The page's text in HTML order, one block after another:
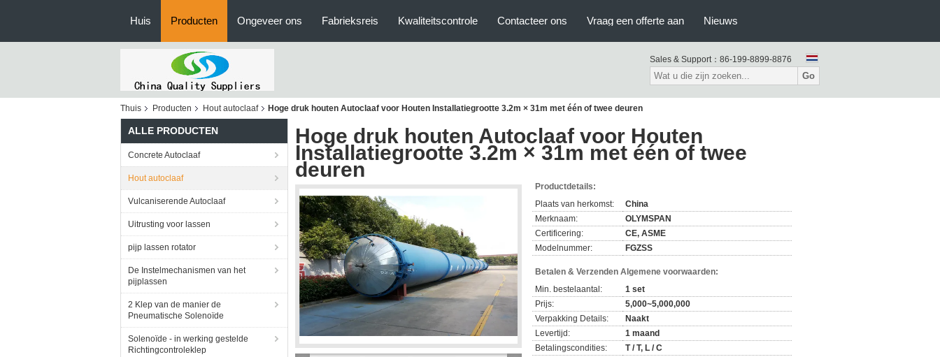
Huis Producten Ongeveer ons Fabrieksreis Kwaliteitscontrole Contacteer ons Vraag een offerte aan Nieuws
Sales & Support： 86-199-8899-8876
Go
Thuis Producten Hout autoclaaf Hoge druk houten Autoclaaf voor Houten Installatiegrootte 3.2m × 31m met één of twee deuren
ALLE PRODUCTEN
Concrete Autoclaaf
Hout autoclaaf
Vulcaniserende Autoclaaf
Uitrusting voor lassen
pijp lassen rotator
De Instelmechanismen van het
pijplassen
2 Klep van de manier de
Pneumatische Solenoïde
Solenoïde - in werking gestelde
Richtingcontroleklep
Hoge druk houten Autoclaaf voor Houten
Installatiegrootte 3.2m × 31m met één of twee
deuren
Productdetails:
Plaats van herkomst:
China
Merknaam:
OLYMSPAN
Certificering:
CE, ASME
Modelnummer:
FGZSS
Betalen & Verzenden Algemene voorwaarden:
Min. bestelaantal:
1 set
Prijs:
5,000~5,000,000
Verpakking Details:
Naakt
Levertijd:
1 maand
Betalingscondities:
T / T, L / C